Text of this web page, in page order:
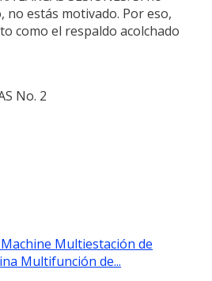
no estás motivado. Por eso,
como el respaldo acolchado
No. 2
Multiestación de
Multifunción de...